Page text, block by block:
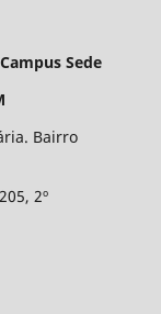
Sede
Bairro
2º